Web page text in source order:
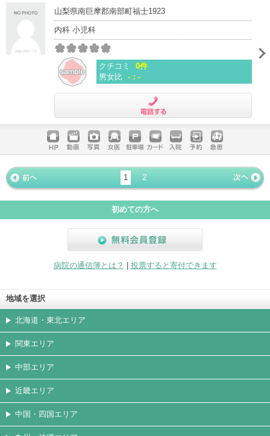
山梨県南巨摩郡南部町福士1923
内科 小児科
クチコミ
0件
男女比 -：-
ホームペ
ージ
動画 写真 女医 駐車場
クレジッ
トカード
入院 予約 急患
« 前ペー
ジ
1
2
次ページ
»
初めての方へ
病院の通信簿とは？
投票すると寄付できます
地域を選択
北海道・東北エリア
関東エリア
中部エリア
近畿エリア
中国・四国エリア